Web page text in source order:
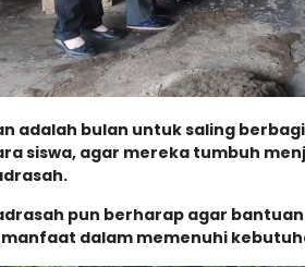
adalah bulan untuk saling
siswa, agar mereka tumbuh
pun berharap agar
dalam memenuhi